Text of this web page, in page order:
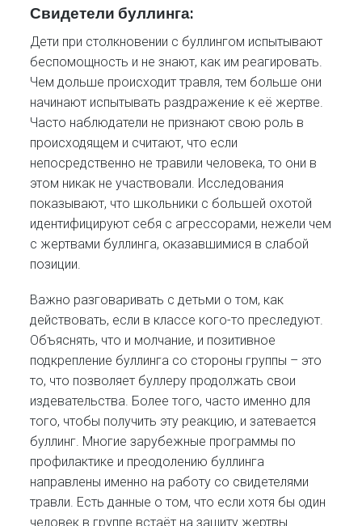
Свидетели буллинга:
Дети при столкновении с буллингом испытывают
беспомощность и не знают, как им реагировать.
Чем дольше происходит травля, тем больше они
начинают испытывать раздражение к её жертве.
Часто наблюдатели не признают свою роль в
происходящем и считают, что если
непосредственно не травили человека, то они в
этом никак не участвовали. Исследования
показывают, что школьники с большей охотой
идентифицируют себя с агрессорами, нежели чем
с жертвами буллинга, оказавшимися в слабой
позиции.
Важно разговаривать с детьми о том, как
действовать, если в классе кого-то преследуют.
Объяснять, что и молчание, и позитивное
подкрепление буллинга со стороны группы – это
то, что позволяет буллеру продолжать свои
издевательства. Более того, часто именно для
того, чтобы получить эту реакцию, и затевается
буллинг. Многие зарубежные программы по
профилактике и преодолению буллинга
направлены именно на работу со свидетелями
травли. Есть данные о том, что если хотя бы один
человек в группе встаёт на защиту жертвы